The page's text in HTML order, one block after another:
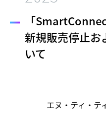
「
新規販売停止お
いて
エヌ・ティ・テ